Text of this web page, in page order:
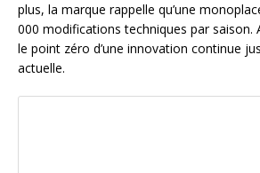
plus, la marque rappelle qu’une
000 modifications techniques par saison.
le point zéro d’une innovation continue
actuelle.